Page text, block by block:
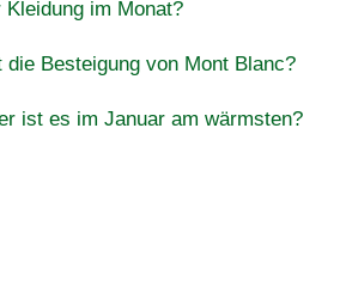
im Monat?
die Besteigung von Mont Blanc?
ist es im Januar am wärmsten?